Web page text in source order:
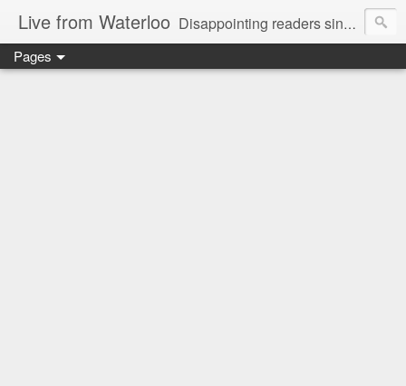
Live from Waterloo Disappointing readers since 2006
Pages